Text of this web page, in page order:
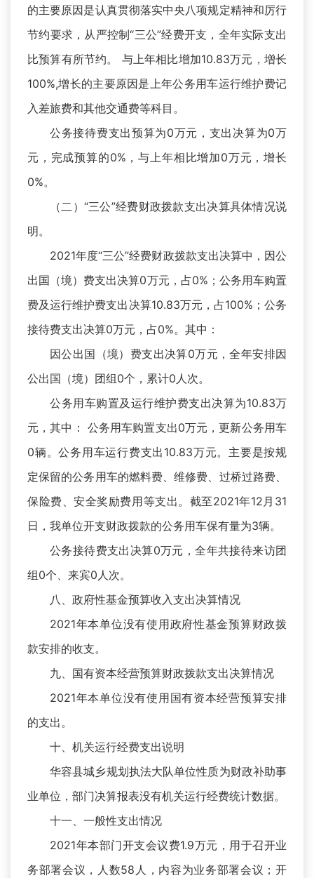
的主要原因是认真贯彻落实中央八项规定精神和厉行
节约要求，从严控制“三公”经费开支，全年实际支出
比预算有所节约。 与上年相比增加10.83万元，增长
100%,增长的主要原因是上年公务用车运行维护费记
入差旅费和其他交通费等科目。
公务接待费支出预算为0万元，支出决算为0万
元，完成预算的0%，与上年相比增加0万元，增长
0%。
（二）“三公”经费财政拨款支出决算具体情况说
明。
2021年度“三公”经费财政拨款支出决算中，因公
出国（境）费支出决算0万元，占0%；公务用车购置
费及运行维护费支出决算10.83万元，占100%；公务
接待费支出决算0万元，占0%。其中：
因公出国（境）费支出决算0万元，全年安排因
公出国（境）团组0个，累计0人次。
公务用车购置及运行维护费支出决算为10.83万
元，其中： 公务用车购置支出0万元，更新公务用车
0辆。公务用车运行费支出10.83万元。主要是按规
定保留的公务用车的燃料费、维修费、过桥过路费、
保险费、安全奖励费用等支出。截至2021年12月31
日，我单位开支财政拨款的公务用车保有量为3辆。
公务接待费支出决算0万元，全年共接待来访团
组0个、来宾0人次。
八、政府性基金预算收入支出决算情况
2021年本单位没有使用政府性基金预算财政拨
款安排的收支。
九、国有资本经营预算财政拨款支出决算情况
2021年本单位没有使用国有资本经营预算安排
的支出。
十、机关运行经费支出说明
华容县城乡规划执法大队单位性质为财政补助事
业单位，部门决算报表没有机关运行经费统计数据。
十一、一般性支出情况
2021年本部门开支会议费1.9万元，用于召开业
务部署会议，人数58人，内容为业务部署会议；开